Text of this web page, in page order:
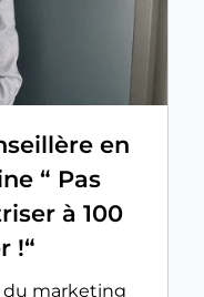
en
“ Pas
à 100
!“
du marketing